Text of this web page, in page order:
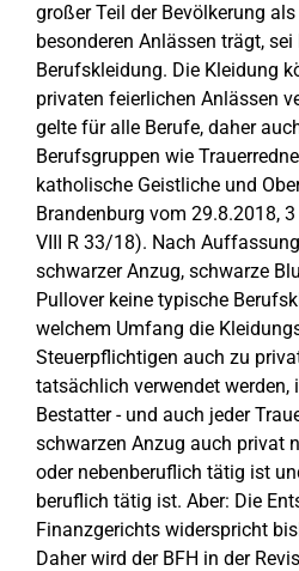
großer Teil der Bevölkerung
besonderen Anlässen trägt,
Berufskleidung. Die Kleidung
privaten feierlichen Anlässen
gelte für alle Berufe, daher
Berufsgruppen wie
katholische Geistliche und
Brandenburg vom 29.8.2018,
VIII R 33/18). Nach
schwarzer Anzug, schwarze
Pullover keine typische
welchem Umfang die
Steuerpflichtigen auch zu
tatsächlich verwendet werden,
Bestatter - und auch jeder
schwarzen Anzug auch privat
oder nebenberuflich tätig ist
beruflich tätig ist. Aber: Die
Finanzgerichts widerspricht
Daher wird der BFH in der